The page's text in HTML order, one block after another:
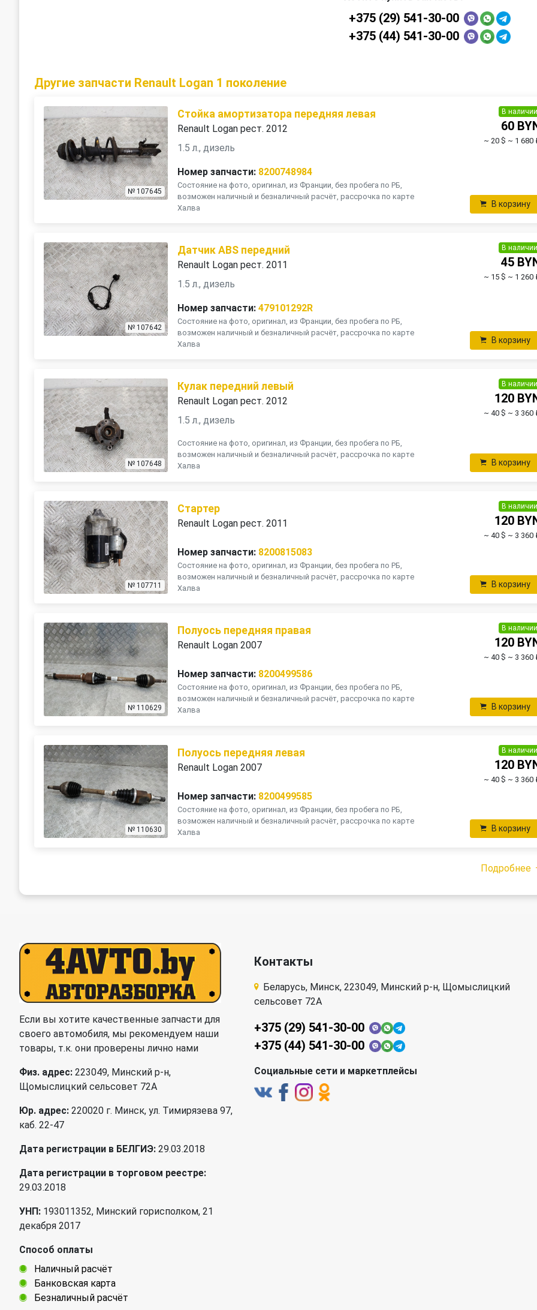
+375 (29) 541-30-00
+375 (44) 541-30-00
Другие запчасти Renault Logan 1 поколение
№ 107645
Стойка амортизатора передняя левая
Renault Logan рест. 2012
1.5 л., дизель
Номер запчасти: 8200748984
Состояние на фото, оригинал, из Франции, без пробега по РБ,
возможен наличный и безналичный расчёт, рассрочка по карте
Халва
В наличии
60
~ 20 $ ~ 1 680
В корзину
№ 107642
Датчик ABS передний
Renault Logan рест. 2011
1.5 л., дизель
Номер запчасти: 479101292R
Состояние на фото, оригинал, из Франции, без пробега по РБ,
возможен наличный и безналичный расчёт, рассрочка по карте
Халва
В наличии
45
~ 15 $ ~ 1 260
В корзину
№ 107648
Кулак передний левый
Renault Logan рест. 2012
1.5 л., дизель
Состояние на фото, оригинал, из Франции, без пробега по РБ,
возможен наличный и безналичный расчёт, рассрочка по карте
Халва
В наличии
120
~ 40 $ ~ 3 360
В корзину
№ 107711
Стартер
Renault Logan рест. 2011
Номер запчасти: 8200815083
Состояние на фото, оригинал, из Франции, без пробега по РБ,
возможен наличный и безналичный расчёт, рассрочка по карте
Халва
В наличии
120
~ 40 $ ~ 3 360
В корзину
№ 110629
Полуось передняя правая
Renault Logan 2007
Номер запчасти: 8200499586
Состояние на фото, оригинал, из Франции, без пробега по РБ,
возможен наличный и безналичный расчёт, рассрочка по карте
Халва
В наличии
120
~ 40 $ ~ 3 360
В корзину
№ 110630
Полуось передняя левая
Renault Logan 2007
Номер запчасти: 8200499585
Состояние на фото, оригинал, из Франции, без пробега по РБ,
возможен наличный и безналичный расчёт, рассрочка по карте
Халва
В наличии
120
~ 40 $ ~ 3 360
В корзину
Подробнее
Если вы хотите качественные запчасти для
своего автомобиля, мы рекомендуем наши
товары, т.к. они проверены лично нами
Физ. адрес: 223049, Минский р-н,
Щомыслицкий сельсовет 72А
Юр. адрес: 220020 г. Минск, ул. Тимирязева 97,
каб. 22-47
Дата регистрации в БЕЛГИЭ: 29.03.2018
Дата регистрации в торговом реестре:
29.03.2018
УНП: 193011352, Минский горисполком, 21
декабря 2017
Способ оплаты
Наличный расчёт
Банковская карта
Безналичный расчёт
Контакты
Беларусь, Минск, 223049, Минский р-н, Щомыслицкий
сельсовет 72А
+375 (29) 541-30-00
+375 (44) 541-30-00
Социальные сети и маркетплейсы